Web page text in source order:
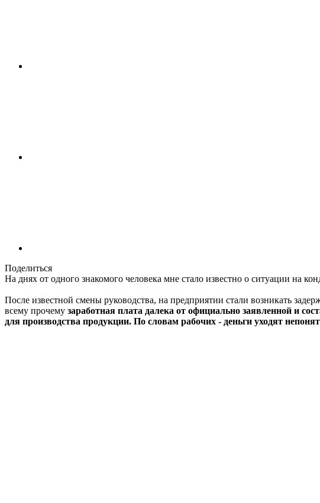
Поделиться
На днях от одного знакомого человека мне стало известно о ситуации на
После известной смены руководства, на предприятии стали возникать
всему прочему заработная плата далека от официально заявленной и
для производства продукции. По словам рабочих - деньги уходят